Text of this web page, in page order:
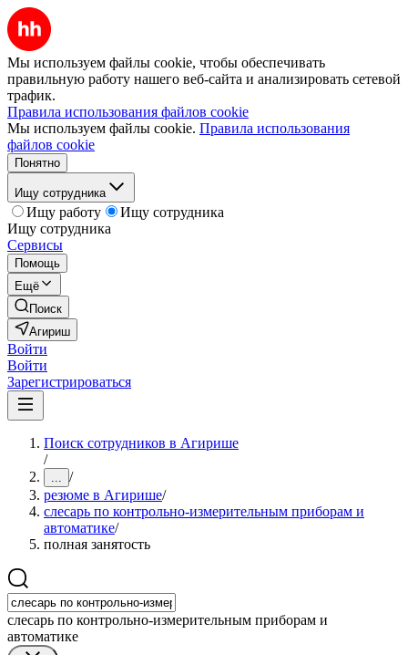
Мы используем файлы cookie, чтобы обеспечивать
правильную работу нашего веб-сайта и анализировать сетевой
трафик.
Правила использования файлов cookie
Мы используем файлы cookie. Правила использования
файлов cookie
Понятно
Ищу сотрудника
Ищу работу
Ищу сотрудника
Ищу сотрудника
Сервисы
Помощь
Ещё
Поиск
Агириш
Войти
Войти
Зарегистрироваться
Поиск сотрудников в Агирише
/
... /
резюме в Агирише/
слесарь по контрольно-измерительным приборам и
автоматике/
полная занятость
слесарь по контрольно-измерительным приборам и
автоматике